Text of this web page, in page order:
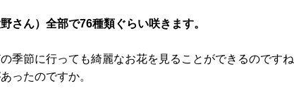
さん）全部で76種類ぐらい咲きます。
季節に行っても綺麗なお花を見ることができるのです
ったのですか。